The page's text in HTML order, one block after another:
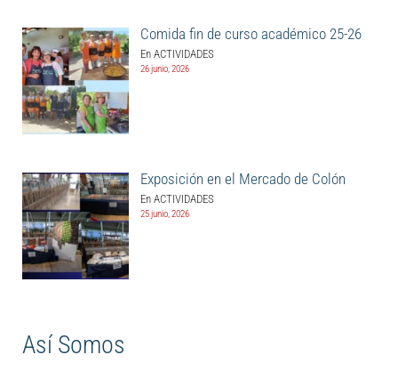
Comida fin de curso académico 25-26
En ACTIVIDADES
26 junio, 2026
Exposición en el Mercado de Colón
En ACTIVIDADES
25 junio, 2026
Así Somos